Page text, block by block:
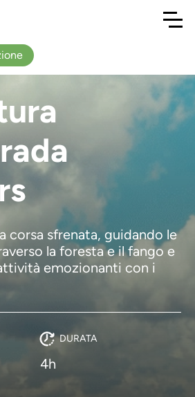
corsa sfrenata, guidando le
la foresta e il fango e
emozionanti con i
DURATA
4h